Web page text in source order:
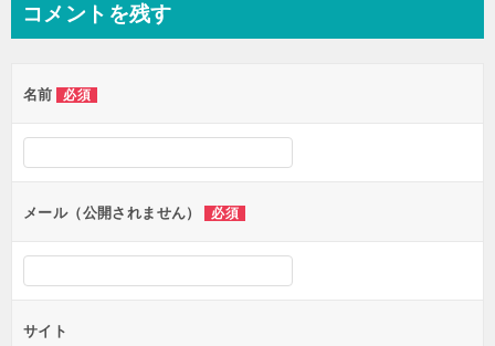
ビ
ー
シ
ョ
ン
コメントを残す
名前 必須
メール（公開されません） 必須
サイト